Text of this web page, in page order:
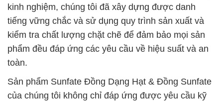
kinh nghiệm, chúng tôi đã xây dựng được danh
tiếng vững chắc và sử dụng quy trình sản xuất và
kiểm tra chất lượng chặt chẽ để đảm bảo mọi sản
phẩm đều đáp ứng các yêu cầu về hiệu suất và an
toàn.
Sản phẩm Sunfate Đồng Dạng Hạt & Đồng Sunfate
của chúng tôi không chỉ đáp ứng được yêu cầu kỹ